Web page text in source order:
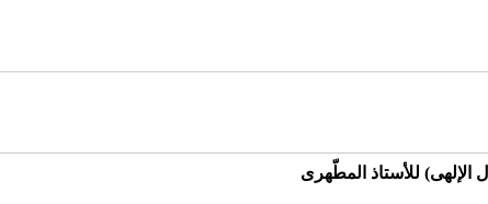
الإلهی) للأستاذ المطّهری